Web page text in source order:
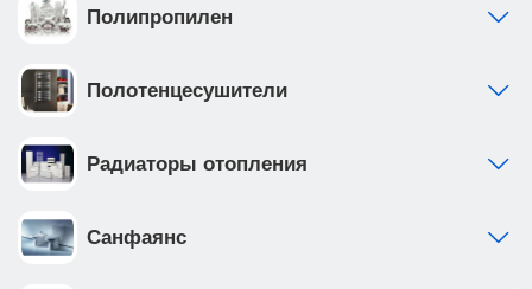
Полипропилен
Полотенцесушители
Радиаторы отопления
Санфаянс